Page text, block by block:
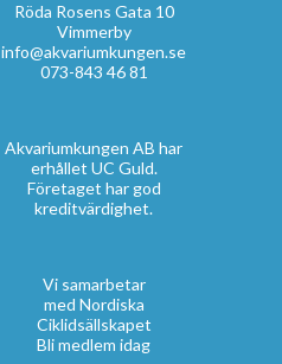
Röda Rosens Gata 10
Vimmerby
info@akvariumkungen.se
073-843 46 81
Akvariumkungen AB har
erhållet UC Guld.
Företaget har god
kreditvärdighet.
Vi samarbetar
med Nordiska
Ciklidsällskapet
Bli medlem idag